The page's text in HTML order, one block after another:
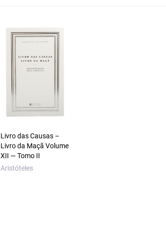
Livro das Causas –
Livro da Maçã Volume
XII — Tomo II
Aristóteles